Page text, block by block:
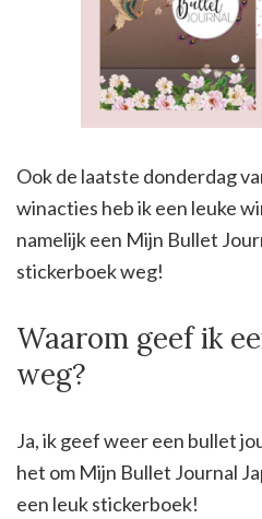
Ook de laatste donderdag
winacties heb ik een leuke
namelijk een Mijn Bullet
stickerboek weg!
Waarom geef ik
weg?
Ja, ik geef weer een bullet
het om Mijn Bullet Journal
een leuk stickerboek!